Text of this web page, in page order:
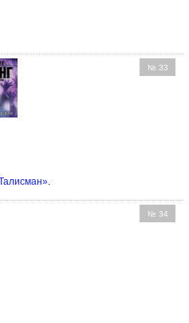
№ 33
.
№ 34